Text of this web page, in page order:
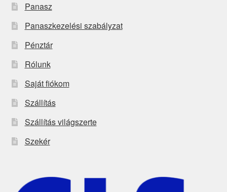
Panasz
Panaszkezelési szabályzat
Pénztár
Rólunk
Saját fiókom
Szállítás
Szállítás világszerte
Szekér